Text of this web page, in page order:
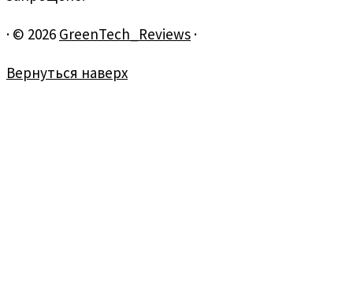
· © 2026 GreenTech_Reviews ·
Вернуться наверх